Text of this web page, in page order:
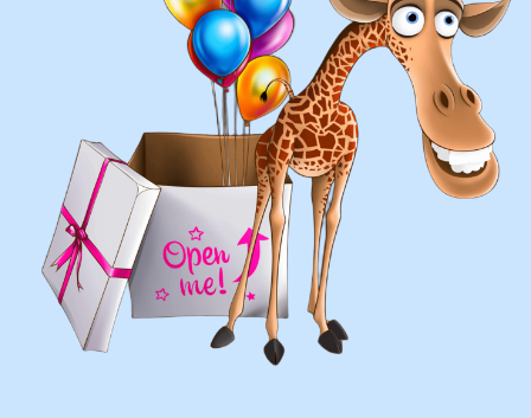
фигуры любой сложности
Присылайте картинку, и мы с
удовольствием соберем
похожую композицию!
у вас есть фото шаров, и
вы хотите так же?